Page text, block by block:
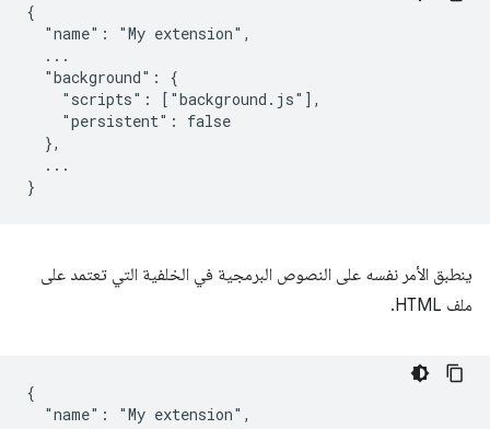
{
  "name": "My extension",
  ...
  "background": {
    "scripts": ["background.js"],
    "persistent": false
  },
  ...
ينطبق الأمر نفسه على النصوص البرمجية في الخلفية التي تعتمد على
ملف HTML.
{
  "name": "My extension",